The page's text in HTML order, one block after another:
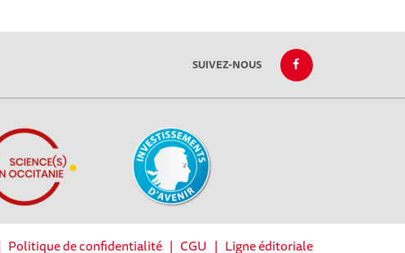
SUIVEZ-NOUS
Politique de confidentialité| CGU | Ligne éditoriale